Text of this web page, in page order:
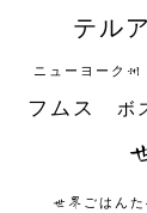
テル
ニューヨーク州
フムス ボ
世界ごはん